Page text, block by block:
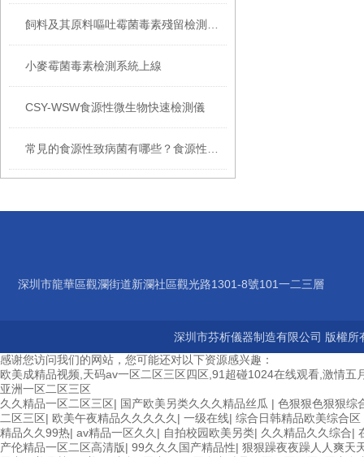
小麥霉菌毒素檢測系統上線
CSY-WSW食源性微生物快速檢測儀
深圳市龍華區觀瀾街道新瀾社區觀光路1301-8號101一二三層
深圳市芬析儀器制造有限公司 版權
感谢您访问我们的网站，您可能还对以下资源感兴趣：
欧美成精品视频,天码av一区二区三区四区,91超碰1024在线观看,激情
亚洲一区二区三区
久久精品一区二区三区| 国产欧美另类久久久精品丝瓜 | 色狠狠色狠狠综
二区三区| 欧美午夜精品久久久久久 | 一级在线| 综合日韩精品欧美综合区
精品久久99热| av精品一区久久 | 自拍校园欧美另类| 久久精品久久综合|
产伦精品一区二区高清版| 99久久久国产精品性| 狠狠躁夜夜躁人人爽天